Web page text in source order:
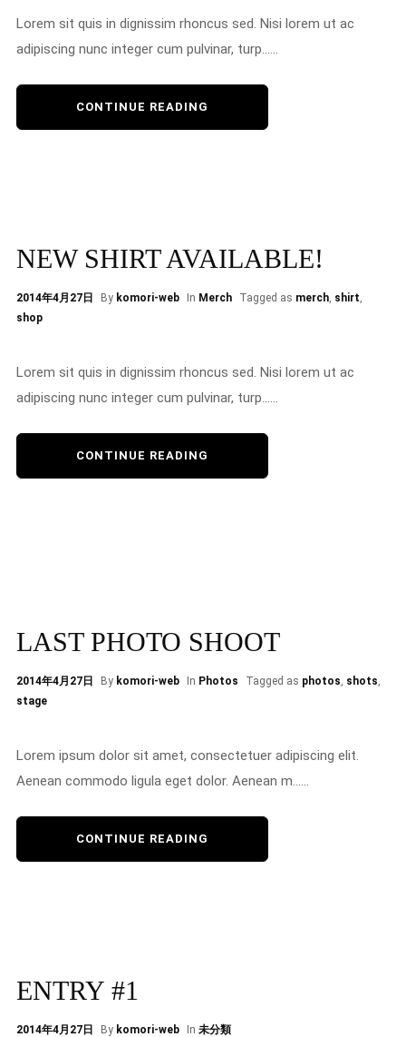
Lorem sit quis in dignissim rhoncus sed. Nisi lorem ut ac
adipiscing nunc integer cum pulvinar, turp......
CONTINUE READING
NEW SHIRT AVAILABLE!
2014年4月27日 By komori-web In Merch Tagged as merch, shirt,
shop
Lorem sit quis in dignissim rhoncus sed. Nisi lorem ut ac
adipiscing nunc integer cum pulvinar, turp......
CONTINUE READING
LAST PHOTO SHOOT
2014年4月27日 By komori-web In Photos Tagged as photos, shots,
stage
Lorem ipsum dolor sit amet, consectetuer adipiscing elit.
Aenean commodo ligula eget dolor. Aenean m......
CONTINUE READING
ENTRY #1
2014年4月27日 By komori-web In 未分類